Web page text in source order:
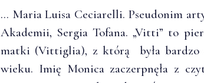
… Maria Luisa Ceciarelli. Pseudonim
Akademii, Sergia Tofana. „Vitti” to
matki (Vittiglia), z którą była bardzo
wieku. Imię Monica zaczerpnęła z